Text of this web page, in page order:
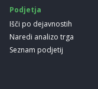
Podjetja
Išči po dejavnostih
Naredi analizo trga
Seznam podjetij